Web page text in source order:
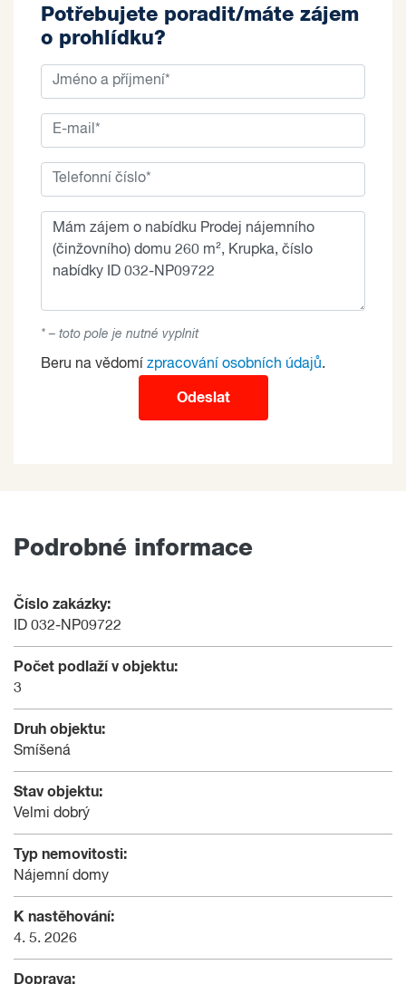
Potřebujete poradit/máte zájem
o prohlídku?
* – toto pole je nutné vyplnit
Beru na vědomí zpracování osobních údajů.
Odeslat
Podrobné informace
Číslo zakázky:
ID 032-NP09722
Počet podlaží v objektu:
3
Druh objektu:
Smíšená
Stav objektu:
Velmi dobrý
Typ nemovitosti:
Nájemní domy
K nastěhování:
4. 5. 2026
Doprava: